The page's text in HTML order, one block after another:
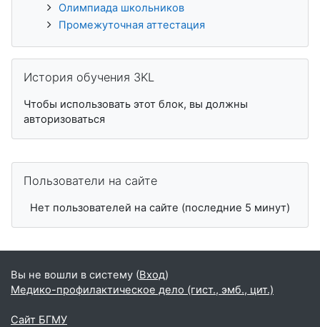
Олимпиада школьников
Промежуточная аттестация
История обучения 3KL
Чтобы использовать этот блок, вы должны
авторизоваться
Пользователи на сайте
Нет пользователей на сайте (последние 5 минут)
Вы не вошли в систему (Вход)
Медико-профилактическое дело (гист., эмб., цит.)
Сайт БГМУ